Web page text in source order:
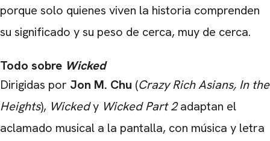
porque solo quienes viven la historia comprenden
su significado y su peso de cerca, muy de cerca.
Todo sobre Wicked
Dirigidas por Jon M. Chu (Crazy Rich Asians, In the
Heights), Wickedy Wicked Part 2adaptan el
aclamado musical a la pantalla, con música y letra